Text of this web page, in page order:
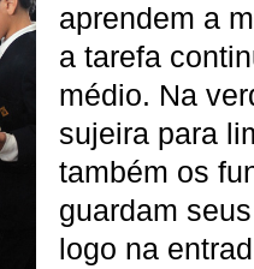
aprendem a
a tarefa
médio. Na
sujeira para
também os
guardam
logo na